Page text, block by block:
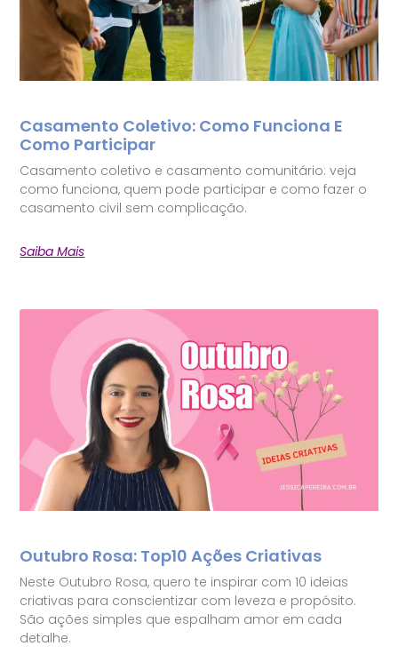
Casamento Coletivo: Como Funciona E
Como Participar
Casamento coletivo e casamento comunitário: veja
como funciona, quem pode participar e como fazer o
casamento civil sem complicação.
Saiba Mais
Outubro Rosa: Top10 Ações Criativas
Neste Outubro Rosa, quero te inspirar com 10 ideias
criativas para conscientizar com leveza e propósito.
São ações simples que espalham amor em cada
detalhe.